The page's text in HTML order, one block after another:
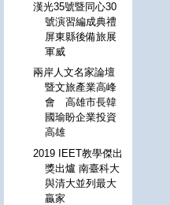
漢光35號暨同心30
號演習編成典禮
屏東縣後備旅展
軍威
兩岸人文名家論壇
暨文旅產業高峰
會 高雄市長韓
國瑜盼企業投資
高雄
2019 IEET教學傑出
獎出爐 南臺科大
與清大並列最大
贏家